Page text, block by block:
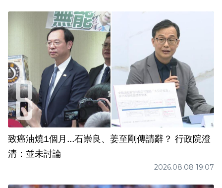
致癌油燒1個月...石崇良、姜至剛傳請辭？ 行政院澄
清：並未討論
2026.08.08 19:07